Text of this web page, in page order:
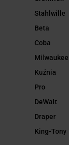
Stahlwille
Beta
Coba
Milwaukee
Kuźnia
Pro
DeWalt
Draper
King-Tony